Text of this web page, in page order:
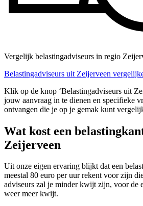
Vergelijk belastingadviseurs in regio
Belastingadviseurs uit Zeijerveen
Klik op de knop ‘Belastingadviseurs uit
jouw aanvraag in te dienen en specifieke
ontvangen die je op je gemak kunt
Wat kost een
Zeijerveen
Uit onze eigen ervaring blijkt dat een
meestal 80 euro per uur rekent voor zijn
adviseurs zal je minder kwijt zijn, voor de
weer meer kwijt.